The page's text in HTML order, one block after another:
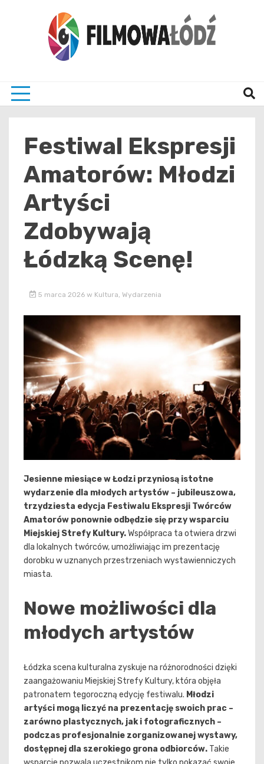
Festiwal Ekspresji
Amatorów: Młodzi
Artyści
Zdobywają
Łódzką Scenę!
5 marca 2026 w Kultura Wydarzenia
Jesienne miesiące w Łodzi przyniosą istotne
wydarzenie dla młodych artystów – jubileuszowa,
trzydziesta edycja Festiwalu Ekspresji Twórców
Amatorów ponownie odbędzie się przy wsparciu
Miejskiej Strefy Kultury.Współpraca ta otwiera drzwi
dla lokalnych twórców, umożliwiając im prezentację
dorobku w uznanych przestrzeniach wystawienniczych
miasta.
Nowe możliwości dla
młodych artystów
Łódzka scena kulturalna zyskuje na różnorodności dzięki
zaangażowaniu Miejskiej Strefy Kultury, która objęła
patronatem tegoroczną edycję festiwalu. Młodzi
artyści mogą liczyć na prezentację swoich prac –
zarówno plastycznych, jak i fotograficznych –
podczas profesjonalnie zorganizowanej wystawy,
dostępnej dla szerokiego grona odbiorców. Takie